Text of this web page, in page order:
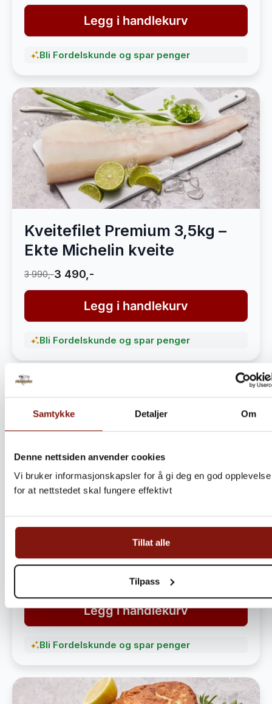
Samtykke Detaljer Om
Denne nettsiden anvender cookies
Vi bruker informasjonskapsler for å gi deg en god
for at nettstedet skal fungere effektivt
Tillat alle
Tilpass
Legg i handlekurv
Bli Fordelskunde og spar penger
Kveitefilet Premium 3,5kg –
Ekte Michelin kveite
3 990,-3 490,-
Legg i handlekurv
Bli Fordelskunde og spar penger
Steinbitkaker Dalen 5kg –
Ekte norsk håndverk fra
havet
Legg i handlekurv
Bli Fordelskunde og spar penger